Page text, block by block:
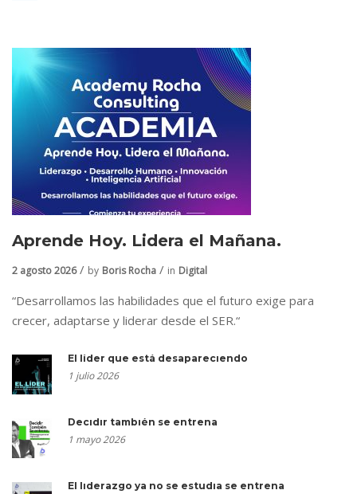
Aprende Hoy. Lidera el Mañana.
2 agosto 2026 by Boris Rocha in Digital
“Desarrollamos las habilidades que el futuro exige para
crecer, adaptarse y liderar desde el SER.“
El líder que está desapareciendo
1 julio 2026
Decidir también se entrena
1 mayo 2026
El liderazgo ya no se estudia se entrena